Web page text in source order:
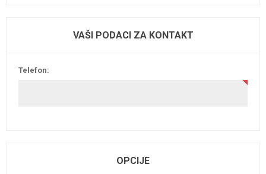
VAŠI PODACI ZA KONTAKT
Telefon:
OPCIJE